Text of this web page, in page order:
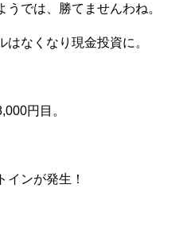
では、勝てませんわね。
なくなり現金投資に。
円目。
インが発生！